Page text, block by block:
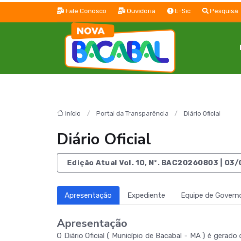
Fale Conosco Ouvidoria E-Sic Pesquisa
Início Portal da Transparência Diário Oficial
Diário Oficial
Edição Atual Vol. 10, Nº. BAC20260803 |
Apresentação Expediente Equipe de
Apresentação
O Diário Oficial ( Município de Bacabal - MA ) é